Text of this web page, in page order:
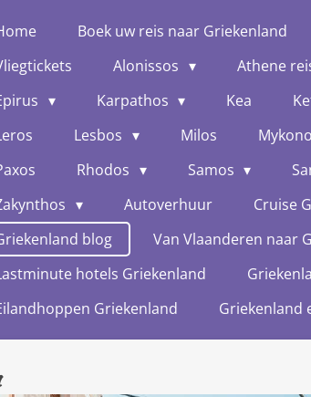
Boek uw reis naar Griekenland
Alonissos Athene
Karpathos Kea
Lesbos Milos
Rhodos Samos
Autoverhuur Cruise
blog
Van Vlaanderen naar
hotels Griekenland
Griekenland
Griekenland